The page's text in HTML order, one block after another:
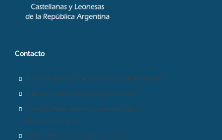
Contacto
Av. Rivadavia 5764 (C1406GLN) Ciudad de Buenos Aires.
federacioncastellanoleonesa@yahoo.com.ar
Atención Oficina Martes y Jueves de 9 a 17 hs.
Tel 4431-4121/3540.
Lunes/ Mierc / Viernes de 10.30 a 14 hs.